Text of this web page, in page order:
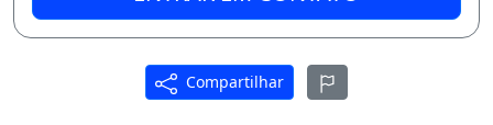
Compartilhar